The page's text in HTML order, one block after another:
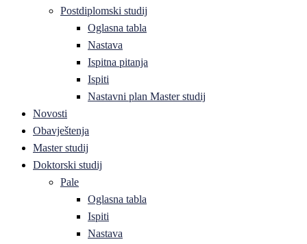
Postdiplomski studij
Oglasna tabla
Nastava
Ispitna pitanja
Ispiti
Nastavni plan Master studij
Novosti
Obavještenja
Master studij
Doktorski studij
Pale
Oglasna tabla
Ispiti
Nastava